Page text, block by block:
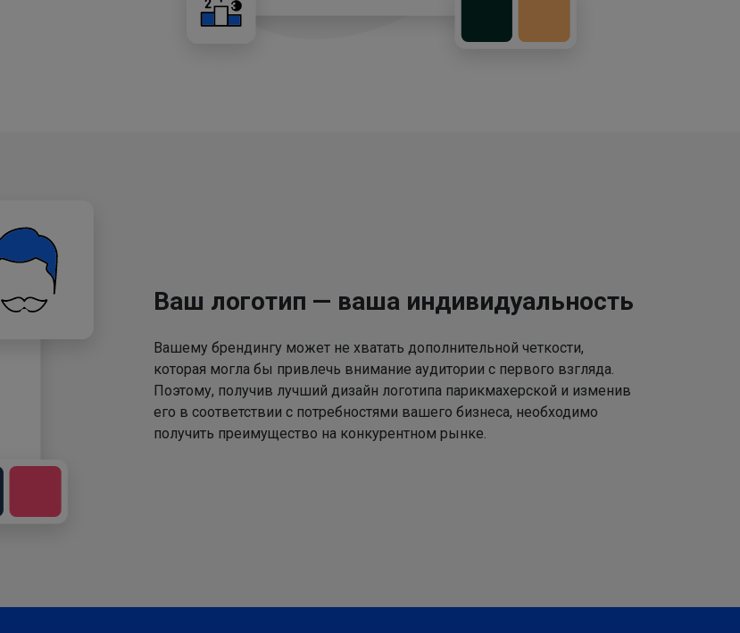
Ваш логотип — ваша индивидуальность
Вашему брендингу может не хватать дополнительной четкости,
которая могла бы привлечь внимание аудитории с первого взгляда.
Поэтому, получив лучший дизайн логотипа парикмахерской и изменив
его в соответствии с потребностями вашего бизнеса, необходимо
получить преимущество на конкурентном рынке.